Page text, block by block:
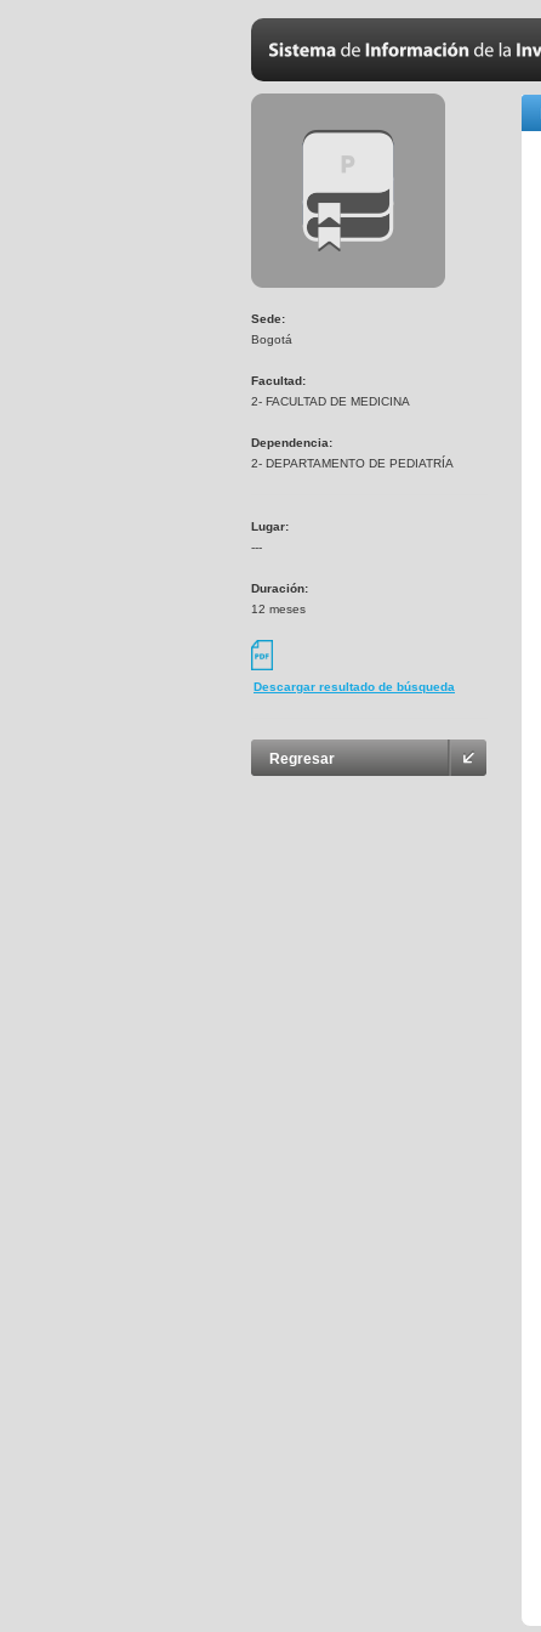
Sede:
Bogotá
Facultad:
2- FACULTAD DE MEDICINA
Dependencia:
2- DEPARTAMENTO DE PEDIATRÍA
Lugar:
---
Duración:
12 meses
Descargar resultado de búsqueda
Regresar